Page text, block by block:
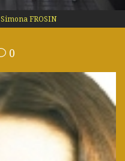
Simona FROSIN
0